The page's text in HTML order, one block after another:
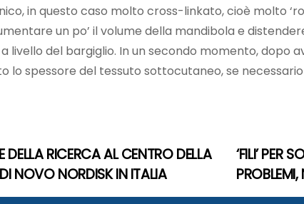
in questo caso molto cross-linkato, cioè molto
un po’ il volume della mandibola e
livello del bargiglio. In un secondo momento, dopo
lo spessore del tessuto sottocutaneo, se
‘FILI’ PER
DELLA RICERCA AL CENTRO DELLA
NOVO NORDISK IN ITALIA